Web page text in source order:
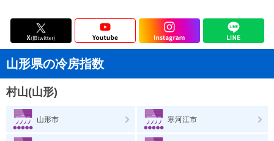
山形県の冷房指数
村山(山形)
山形市 寒河江市